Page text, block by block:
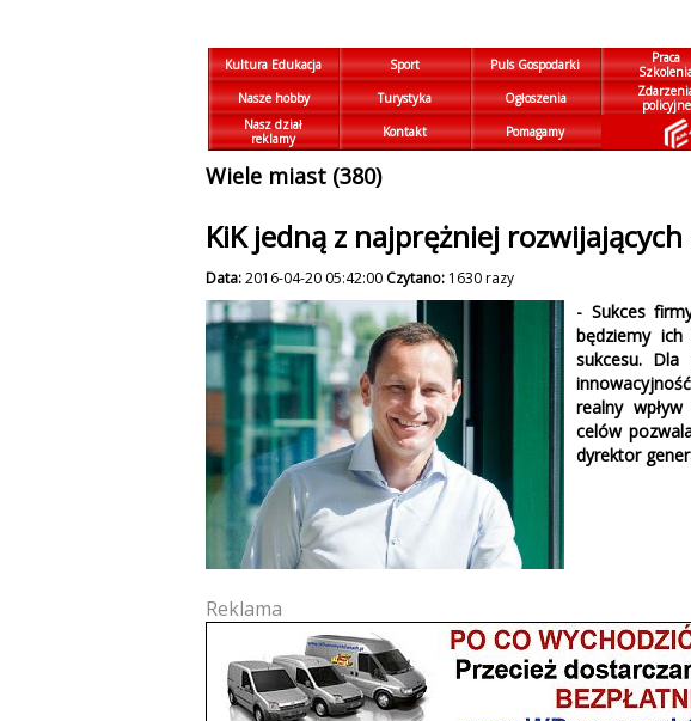
Kultura Edukacja Sport Puls Gospodarki
Praca
Nasze hobby
Turystyka Ogłoszenia
policyjne
Nasz dział
reklamy
Kontakt Pomagamy
Wiele miast (380)
KiK jedną z najprężniej
Data:2016-04-20 05:42:00 Czytano: 1630 razy
- Sukces
będziemy
sukcesu. Dla
realny
celów
dyrektor
Reklama